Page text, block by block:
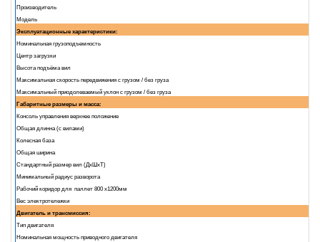
Производитель
Модель
Эксплуатационные характеристики:
Номинальная грузоподъемность
Центр загрузки
Высота подъёма вил
Максимальная скорость передвижения с грузом / без груза
Максимальный приодолеваемый уклон с грузом / без груза
Габаритные размеры и масса:
Консоль управления верхнее положение
Общая длинна (с вилами)
Колесная база
Общая ширина
Стандартный размер вил (ДxШxТ)
Минимальный радиус разворота
Рабочий коридор для паллет 800 х1200мм
Вес электротележки
Двигатель и трансмиссия:
Тип двигателя
Номинальная мощность приводного двигателя